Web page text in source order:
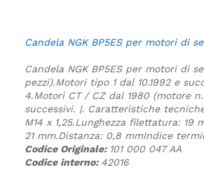
Candela NGK BP5ES per motori di
Candela NGK BP5ES per motori di
pezzi).Motori tipo 1 dal 10.1992 e
4.Motori CT / CZ dal 1980 (motore n.
successivi. |. Caratteristiche
M14 x 1,25.Lunghezza filettatura: 19
21 mm.Distanza: 0,8 mmIndice
Codice Originale: 101 000 047 AA
Codice interno: 42016